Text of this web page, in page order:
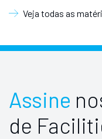
Veja todas as
Assine
de